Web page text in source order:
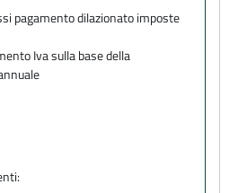
pagamento dilazionato imposte
Iva sulla base della